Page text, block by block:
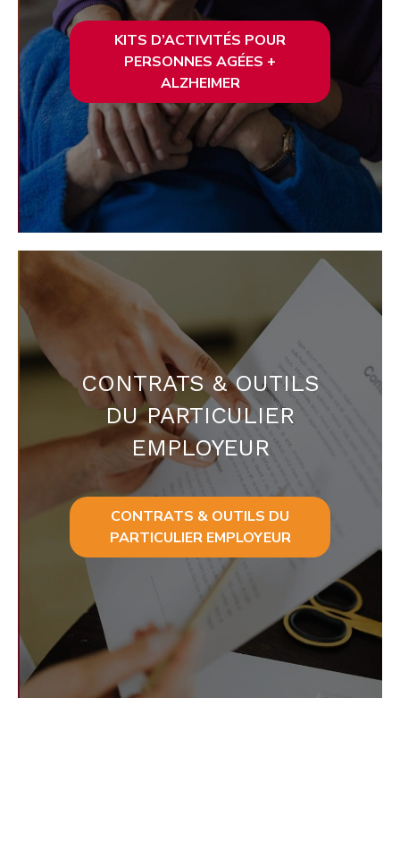
KITS D’ACTIVITÉS POUR
PERSONNES AGÉES +
ALZHEIMER
CONTRATS & OUTILS
DU PARTICULIER
EMPLOYEUR
CONTRATS & OUTILS DU
PARTICULIER EMPLOYEUR